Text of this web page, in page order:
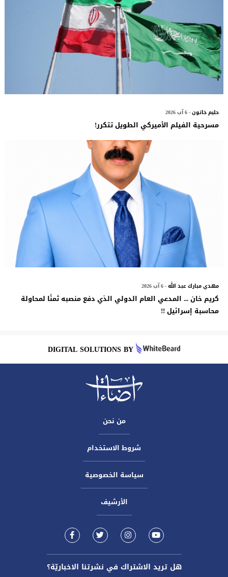
حليم خاتون- 6 آب 2026
مسرحية الفيلم الأميركي الطويل تتكرر!
مهدي مبارك عبد الله- 6 آب 2026
كريم خان ... المدعي العام الدولي الذي دفع منصبه ثمنًا لمحاولة
محاسبة إسرائيل !!
DIGITAL SOLUTIONS BY
من نحن
شروط الاستخدام
سياسة الخصوصية
الأرشيف
هل تريد الاشتراك في نشرتنا الاخباريّة؟